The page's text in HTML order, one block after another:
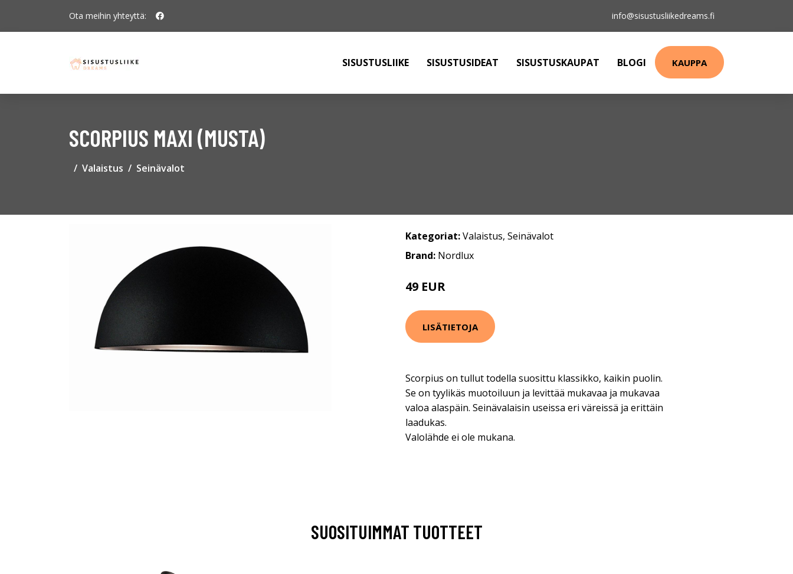
Ota meihin yhteyttä: info@sisustusliikedreams.fi
SISUSTUSLIIKE SISUSTUSIDEAT SISUSTUSKAUPAT BLOGI KAUPPA
SCORPIUS MAXI (MUSTA)
Valaistus Seinävalot
Kategoriat:Valaistus, Seinävalot
Brand: Nordlux
49 EUR
LISÄTIETOJA
Scorpius on tullut todella suosittu klassikko, kaikin puolin.
Se on tyylikäs muotoiluun ja levittää mukavaa ja mukavaa
valoa alaspäin. Seinävalaisin useissa eri väreissä ja erittäin
laadukas.
Valolähde ei ole mukana.
SUOSITUIMMAT TUOTTEET